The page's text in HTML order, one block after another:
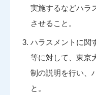
実施するなどハラ
させること。
ハラスメントに関
等に対して、東京
制の説明を行い、
と。